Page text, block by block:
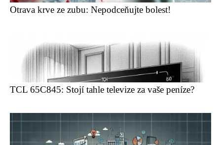
Otrava krve ze zubu: Nepodceňujte bolest!
TCL 65C845: Stojí tahle televize za vaše peníze?